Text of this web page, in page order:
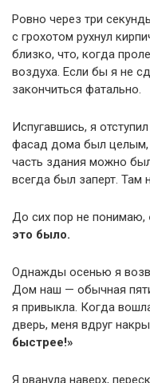
Ровно через три
с грохотом рухнул
близко, что, когда
воздуха. Если бы я не
закончиться фатально.
Испугавшись, я
фасад дома был целым,
часть здания можно
всегда был заперт. Там
До сих пор не понимаю,
это было.
Однажды осенью я
Дом наш — обычная
я привыкла. Когда
дверь, меня вдруг
быстрее!»
Я рванула наверх,